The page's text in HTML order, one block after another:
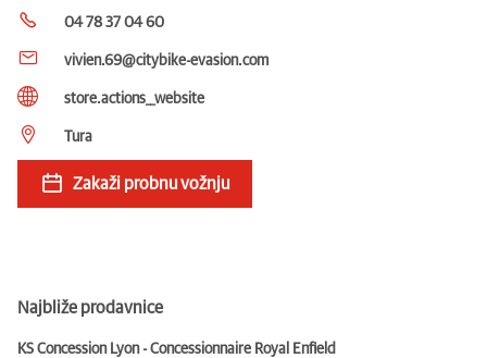
04 78 37 04 60
vivien.69@citybike-evasion.com
store.actions__website
Tura
Zakaži probnu vožnju
Najbliže prodavnice
KS Concession Lyon - Concessionnaire Royal Enfield